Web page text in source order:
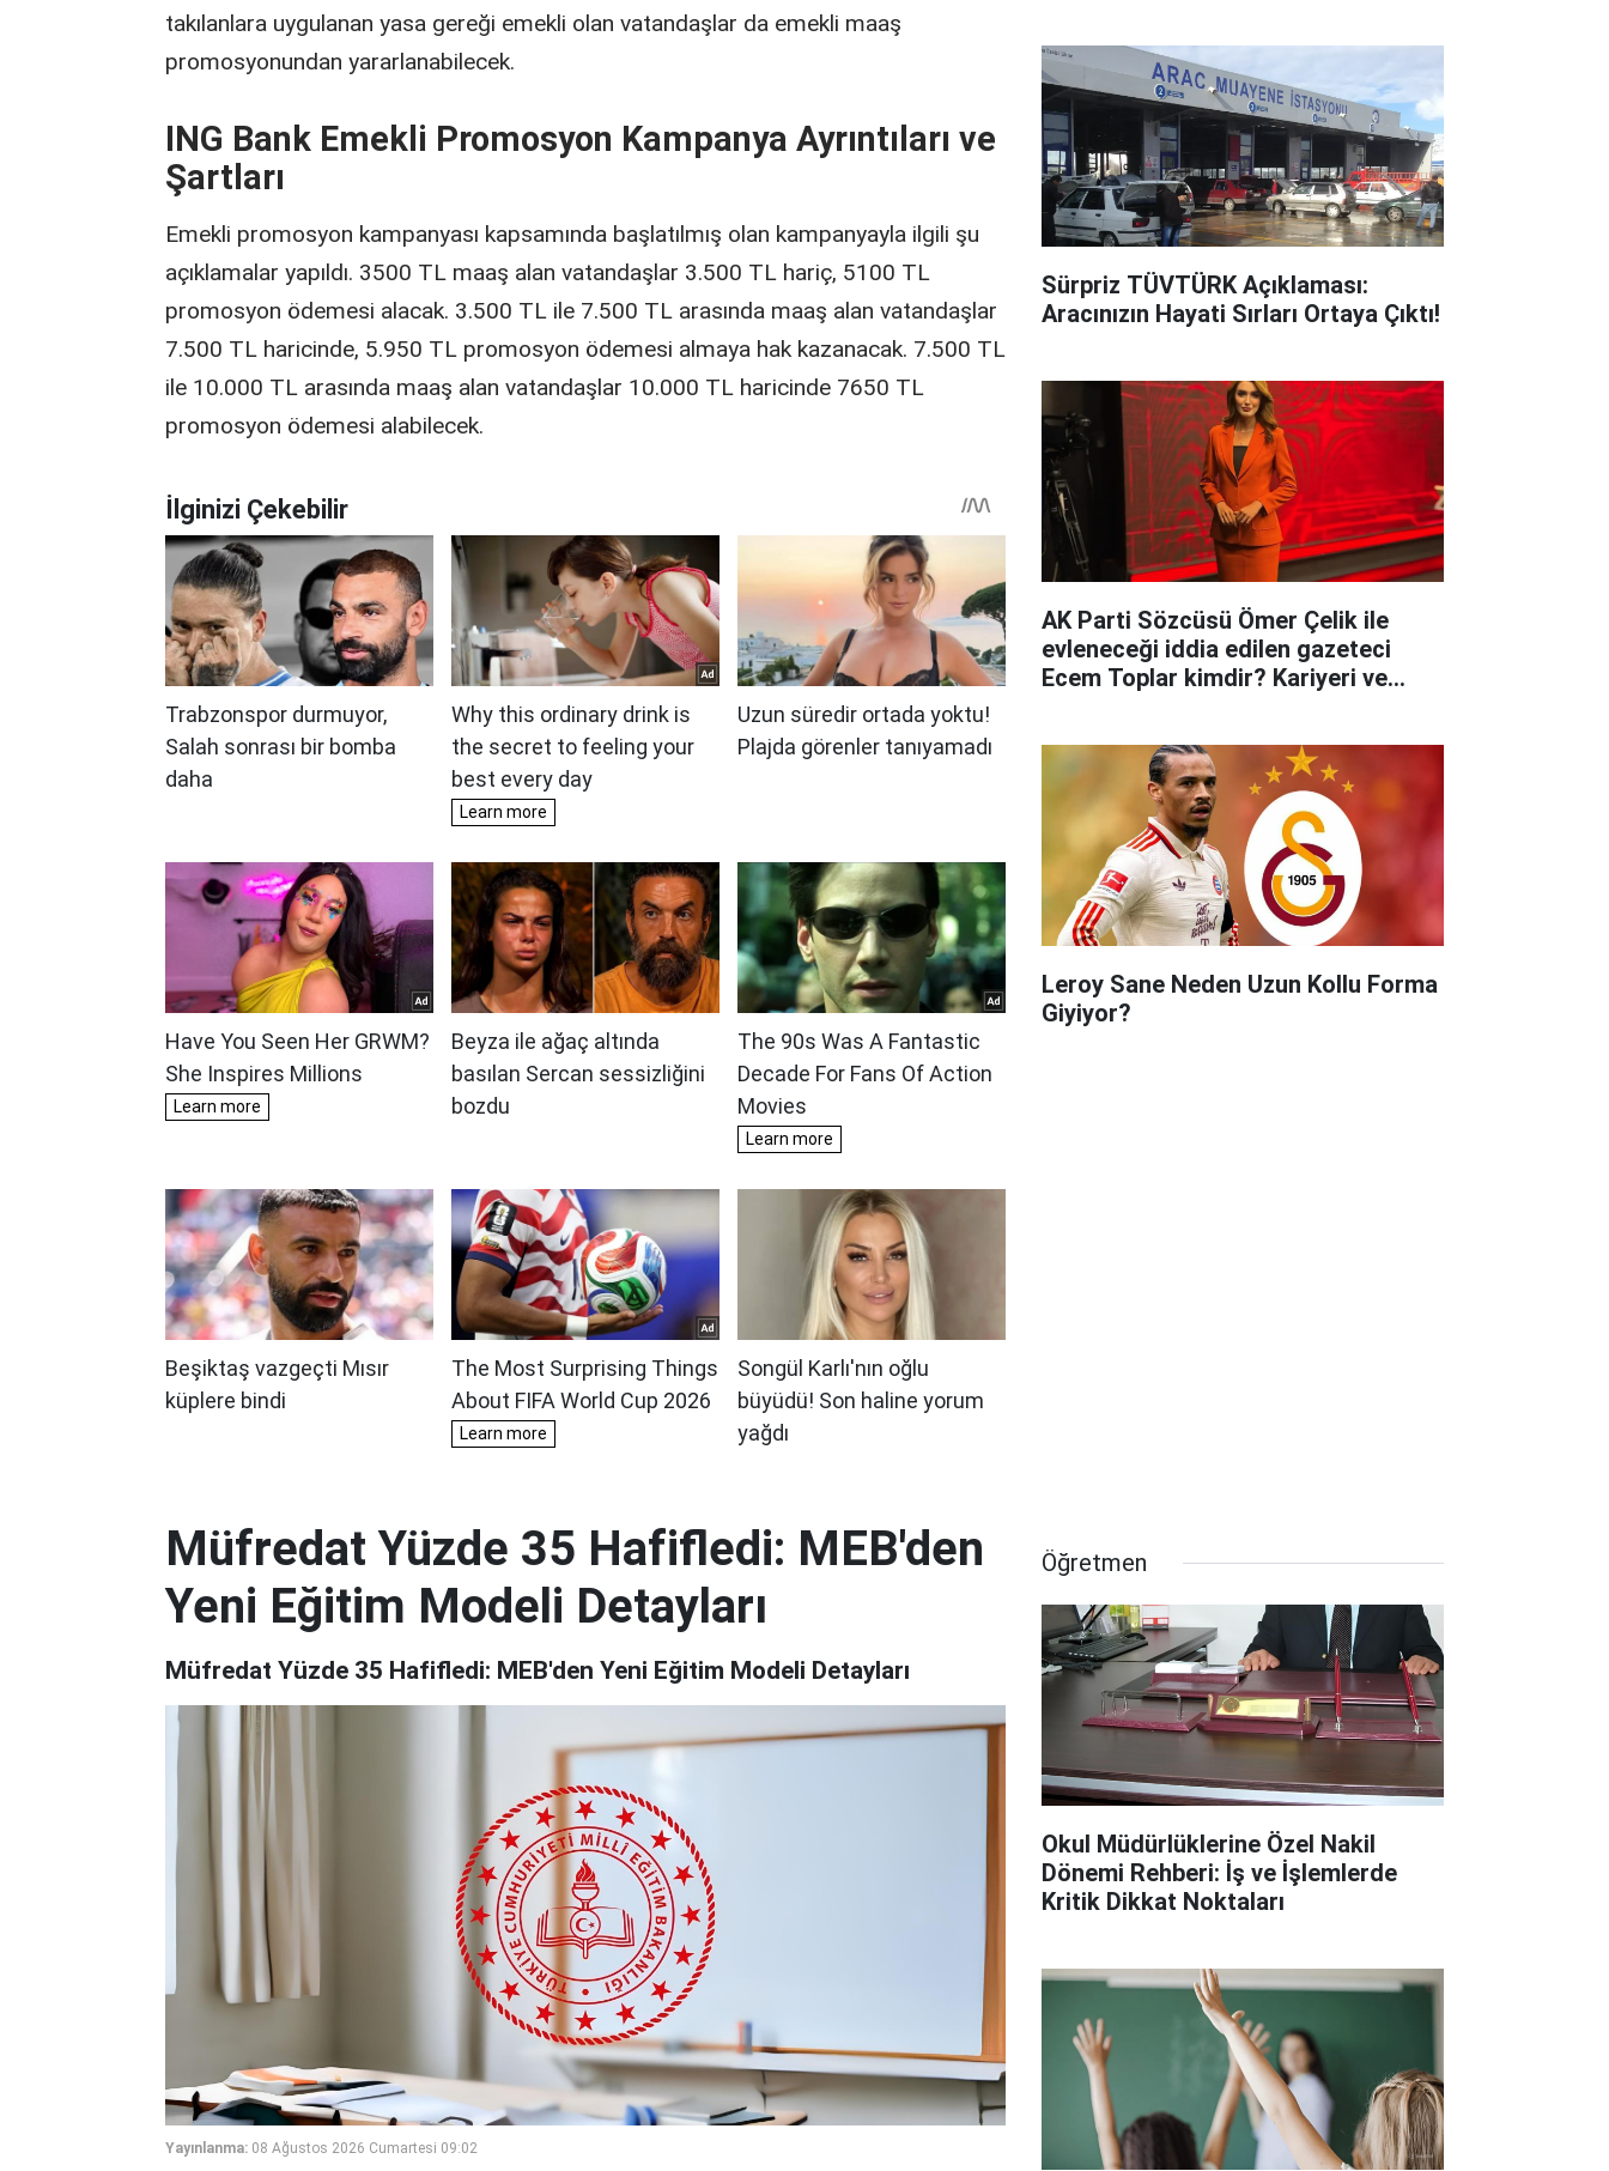
takılanlara uygulanan yasa gereği emekli olan vatandaşlar da emekli maaş
promosyonundan yararlanabilecek.
ING Bank Emekli Promosyon Kampanya Ayrıntıları ve
Şartları
Emekli promosyon kampanyası kapsamında başlatılmış olan kampanyayla ilgili şu
açıklamalar yapıldı. 3500 TL maaş alan vatandaşlar 3.500 TL hariç, 5100 TL
promosyon ödemesi alacak. 3.500 TL ile 7.500 TL arasında maaş alan vatandaşlar
7.500 TL haricinde, 5.950 TL promosyon ödemesi almaya hak kazanacak. 7.500 TL
ile 10.000 TL arasında maaş alan vatandaşlar 10.000 TL haricinde 7650 TL
promosyon ödemesi alabilecek.
Sürpriz TÜVTÜRK Açıklaması:
Aracınızın Hayati Sırları Ortaya Çıktı!
AK Parti Sözcüsü Ömer Çelik ile
evleneceği iddia edilen gazeteci
Ecem Toplar kimdir? Kariyeri ve
Leroy Sane Neden Uzun Kollu Forma
Giyiyor?
Müfredat Yüzde 35 Hafifledi: MEB'den
Yeni Eğitim Modeli Detayları
Müfredat Yüzde 35 Hafifledi: MEB'den Yeni Eğitim Modeli Detayları
Yayınlanma: 08 Ağustos 2026 Cumartesi 09:02
Öğretmen
Okul Müdürlüklerine Özel Nakil
Dönemi Rehberi: İş ve İşlemlerde
Kritik Dikkat Noktaları